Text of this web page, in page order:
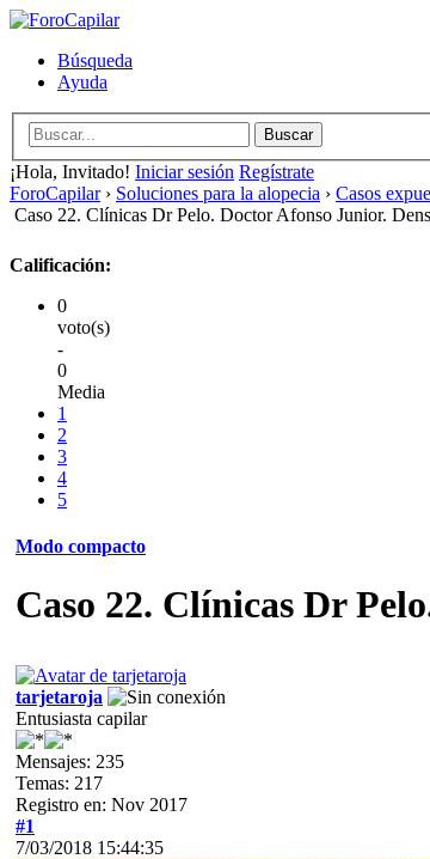
Búsqueda
Ayuda
¡Hola, Invitado! Iniciar sesión Regístrate
ForoCapilar› Soluciones para la alopecia › Casos
Caso 22. Clínicas Dr Pelo. Doctor Afonso Junior.
Calificación:
0
voto(s)
-
0
Media
1
2
3
4
5
Modo compacto
Caso 22. Clínicas Dr
tarjetaroja
Entusiasta capilar
Mensajes: 235
Temas: 217
Registro en: Nov 2017
#1
7/03/2018 15:44:35